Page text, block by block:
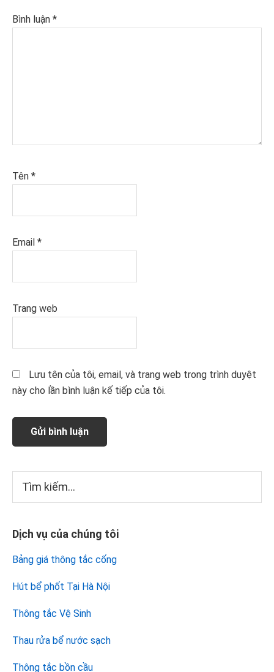
Bình luận *
Tên *
Email *
Trang web
Lưu tên của tôi, email, và trang web trong trình duyệt
này cho lần bình luận kế tiếp của tôi.
Sidebar
chính
kiếm...
Dịch vụ của chúng tôi
Bảng giá thông tắc cống
Hút bể phốt Tại Hà Nội
Thông tắc Vệ Sinh
Thau rửa bể nước sạch
Thông tắc bồn cầu